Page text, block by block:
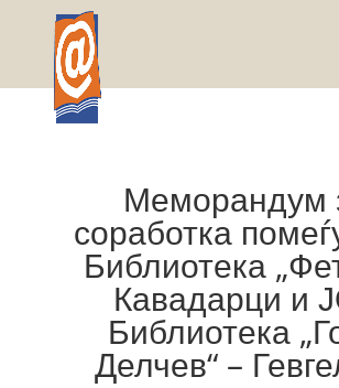
Меморандум
соработка
Библиотека
Кавадарци и
Библиотека
Делчев“ –